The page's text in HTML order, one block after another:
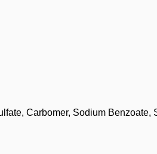
Carbomer, Sodium Benzoate,